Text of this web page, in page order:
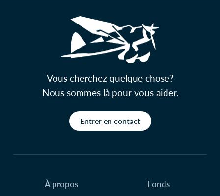
Vous cherchez quelque chose?
Nous sommes là pour vous aider.
Entrer en contact
À propos
Fonds